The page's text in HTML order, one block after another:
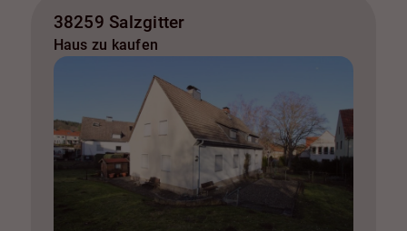
38259 Salzgitter
Haus zu kaufen